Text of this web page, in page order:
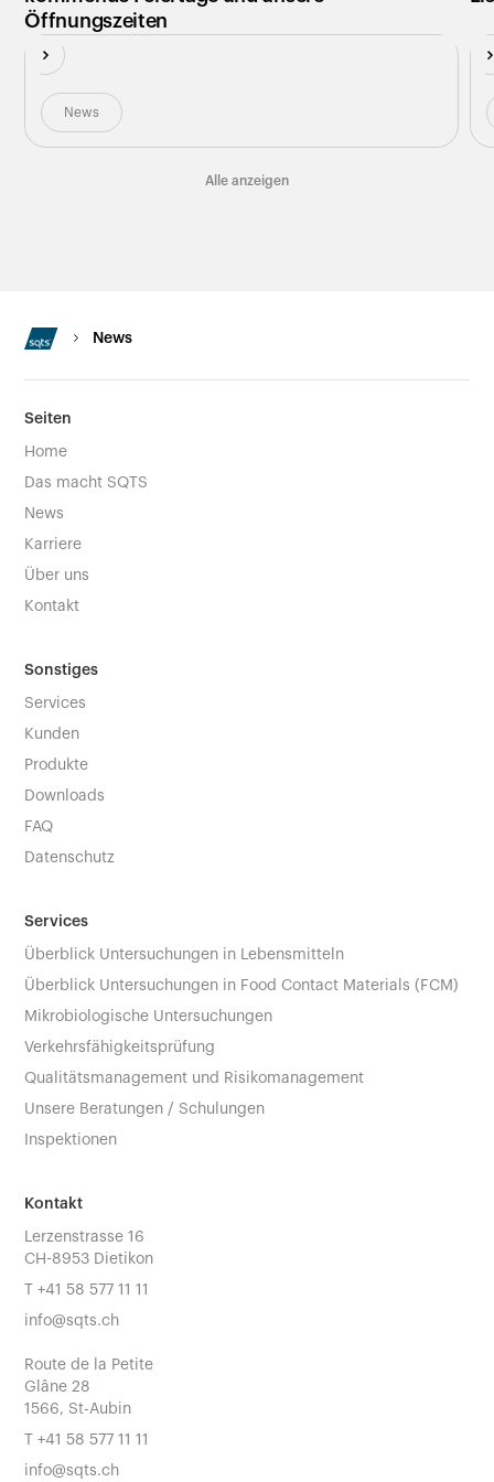
Öffnungszeiten
News
Alle anzeigen
News
Seiten
Home
Das macht SQTS
News
Karriere
Über uns
Kontakt
Sonstiges
Services
Kunden
Produkte
Downloads
FAQ
Datenschutz
Services
Überblick Untersuchungen in Lebensmitteln
Überblick Untersuchungen in Food Contact Materials (FCM)
Mikrobiologische Untersuchungen
Verkehrsfähigkeitsprüfung
Qualitätsmanagement und Risikomanagement
Unsere Beratungen / Schulungen
Inspektionen
Kontakt
Lerzenstrasse 16
CH-8953 Dietikon
T+41 58 577 11 11
info@sqts.ch
Route de la Petite
Glâne 28
1566, St-Aubin
T+41 58 577 11 11
info@sqts.ch